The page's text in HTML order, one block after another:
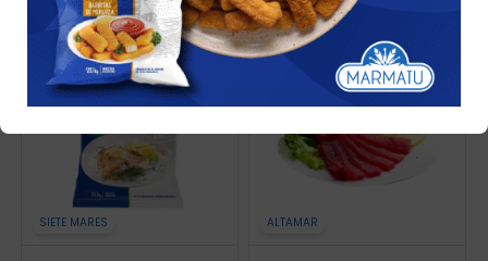
SIETE MARES ALTAMAR